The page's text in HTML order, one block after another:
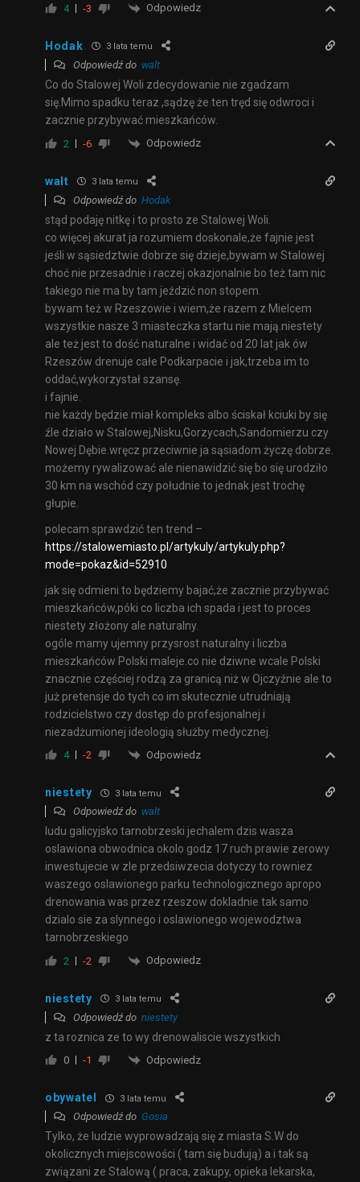
4 -3 Odpowiedz
Hodak 3 lata temu
Odpowiedź do walt
Co do Stalowej Woli zdecydowanie nie zgadzam
się.Mimo spadku teraz ,sądzę że ten tręd się odwroci i
zacznie przybywać mieszkańców.
2 -6 Odpowiedz
walt 3 lata temu
Odpowiedź do Hodak
stąd podaję nitkę i to prosto ze Stalowej Woli.
co więcej akurat ja rozumiem doskonale,że fajnie jest
jeśli w sąsiedztwie dobrze się dzieje,bywam w Stalowej
choć nie przesadnie i raczej okazjonalnie bo też tam nic
takiego nie ma by tam jeździć non stopem.
bywam też w Rzeszowie i wiem,że razem z Mielcem
wszystkie nasze 3 miasteczka startu nie mają.niestety
ale też jest to dość naturalne i widać od 20 lat jak ów
Rzeszów drenuje całe Podkarpacie i jak,trzeba im to
oddać,wykorzystał szansę.
i fajnie.
nie każdy będzie miał kompleks albo ściskał kciuki by się
źle działo w Stalowej,Nisku,Gorzycach,Sandomierzu czy
Nowej Dębie.wręcz przeciwnie ja sąsiadom życzę dobrze.
możemy rywalizować ale nienawidzić się bo się urodziło
30 km na wschód czy południe to jednak jest trochę
głupie.
polecam sprawdzić ten trend –
https://stalowemiasto.pl/artykuly/artykuly.php?
mode=pokaz&id=52910
jak się odmieni to będziemy bajać,że zacznie przybywać
mieszkańców,póki co liczba ich spada i jest to proces
niestety złożony ale naturalny.
ogóle mamy ujemny przysrost naturalny i liczba
mieszkańców Polski maleje.co nie dziwne wcale Polski
znacznie częściej rodzą za granicą niż w Ojczyźnie ale to
już pretensje do tych co im skutecznie utrudniają
rodzicielstwo czy dostęp do profesjonalnej i
niezadżumionej ideologią służby medycznej.
4 -2 Odpowiedz
niestety 3 lata temu
Odpowiedź do walt
ludu galicyjsko tarnobrzeski jechalem dzis wasza
oslawiona obwodnica okolo godz 17 ruch prawie zerowy
inwestujecie w zle przedsiwzecia dotyczy to rowniez
waszego oslawionego parku technologicznego apropo
drenowania was przez rzeszow dokladnie tak samo
dzialo sie za slynnego i oslawionego wojewodztwa
tarnobrzeskiego
2 -2 Odpowiedz
niestety 3 lata temu
Odpowiedź do niestety
z ta roznica ze to wy drenowaliscie wszystkich
0 -1 Odpowiedz
obywatel 3 lata temu
Odpowiedź do Gosia
Tylko, że ludzie wyprowadzają się z miasta S.W do
okolicznych miejscowości ( tam się budują) a i tak są
związani ze Stalową ( praca, zakupy, opieka lekarska,